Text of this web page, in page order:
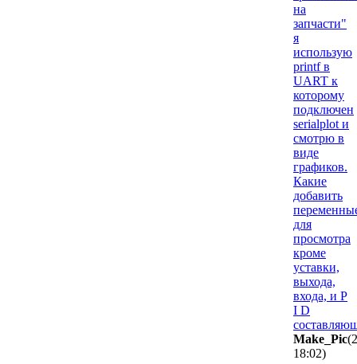
на
запчасти"
я
использую
printf в
UART к
которому
подключен
serialplot и
смотрю в
виде
графиков.
Какие
добавить
для
просмотра
кроме
уставки,
выхода,
входа, и P
I D
Make_Pic
18:02)